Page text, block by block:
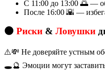
С 11:00 до 13:00 🌅 —
После 16:00 🌇 —
🌑 Риски & Ловушки
⚠️💸 Не доверяйте устным
🕳️🔮 Эмоции могут